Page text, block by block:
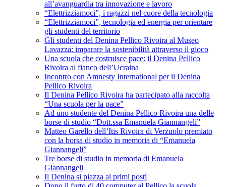
all’avanguardia tra innovazione e lavoro
“Elettrizziamoci”, i ragazzi nel cuore della tecnologia
“Elettrizziamoci”, tecnologia ed energia per orientare
gli studenti del territorio
Gli studenti del Denina Pellico Rivoira al Museo
Lavazza: imparare la sostenibilità attraverso il gioco
Una scuola che costruisce pace: il Denina Pellico
Rivoira al fianco dell’Ucraina
Incontro con Amnesty International per il Denina
Pellico Rivoira
Il Denina Pellico Rivoira ha partecipato alla raccolta
“Una scuola per la pace”
Ad uno studente del Denina Pellico Rivoira una delle
borse di studio “Dott.ssa Emanuela Giannangeli”
Matteo Garello dell’Itis Rivoira di Verzuolo premiato
con la borsa di studio in memoria di “Emanuela
Giannangeli”
Tre borse di studio in memoria di Emanuela
Giannangeli
Il Denina si piazza ai primi posti